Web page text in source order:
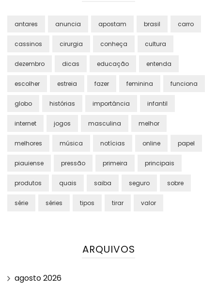
antares anuncia apostam brasil carro
cassinos cirurgia conheça cultura
dezembro dicas educação entenda
escolher estreia fazer feminina funciona
globo histórias importância infantil
internet jogos masculina melhor
melhores música notícias online papel
piauiense pressão primeira principais
produtos quais saiba seguro sobre
série séries tipos tirar valor
ARQUIVOS
agosto 2026